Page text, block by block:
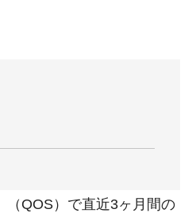
QOS）で直近3ヶ月間の